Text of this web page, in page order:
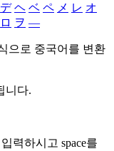
デ ヘ ベ ペ メ レ オ
ロ ヲ ―
으로 중국어를 변환
니다.
력하시고 space를